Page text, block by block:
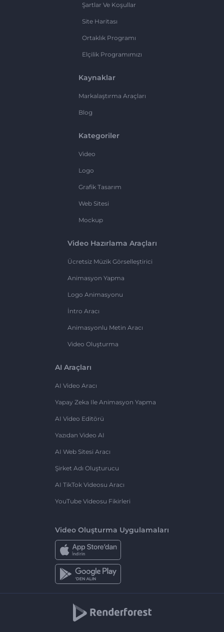
Şartlar Ve Koşullar
Site Haritası
Ortaklık Programı
Elçilik Programımızı
Kaynaklar
Markalaştırma Araçları
Blog
Kategoriler
Video
Logo
Grafik Tasarım
Web Sitesi
Mockup
Video Hazırlama Araçları
Ücretsiz Müzik Görselleştirici
Animasyon Yapma
Logo Animasyonu
İntro Aracı
Animasyonlu Metin Aracı
Video Oluşturma
AI Araçları
AI Video Aracı
Yapay Zeka Ile Animasyon Yapma
AI Video Editörü
Yazıdan Video AI
AI Web Sitesi Aracı
Şirket Adı Oluşturucu
AI TikTok Videosu Aracı
YouTube Videosu Fikirleri
Video Oluşturma Uygulamaları